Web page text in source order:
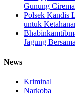
Gunung
Polsek Kandis
untuk
Jagung
News
Kriminal
Narkoba